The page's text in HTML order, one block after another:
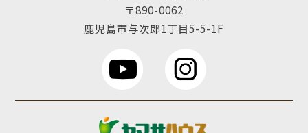
〒890-0062
鹿児島市与次郎1丁目5-5-1F